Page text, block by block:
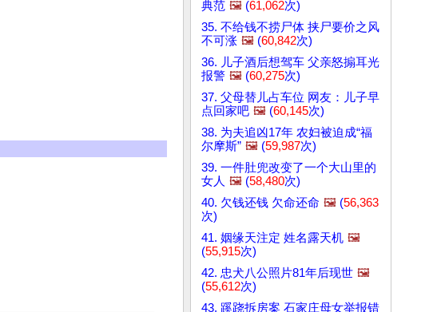
典范 🖼️ (61,062次)
35. 不给钱不捞尸体 挟尸要价之风
不可涨 🖼️ (60,842次)
36. 儿子酒后想驾车 父亲怒搧耳光
报警 🖼️ (60,275次)
37. 父母替儿占车位 网友：儿子早
点回家吧 🖼️ (60,145次)
38. 为夫追凶17年 农妇被迫成“福
尔摩斯” 🖼️ (59,987次)
39. 一件肚兜改变了一个大山里的
女人 🖼️ (58,480次)
40. 欠钱还钱 欠命还命 🖼️ (56,363
次)
41. 姻缘天注定 姓名露天机 🖼️
(55,915次)
42. 忠犬八公照片81年后现世 🖼️
(55,612次)
43. 蹊跷拆房案 石家庄母女举报错